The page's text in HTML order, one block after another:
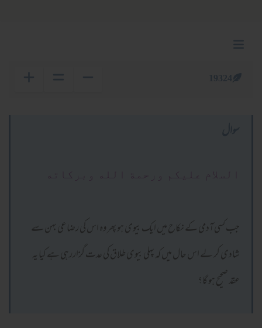
السلام عليكم ورحمة الله وبركاته
جب کسی آدمی کے نکاح میں ایک بیوی ہو پھر وہ اس کی رضاعی بہن سے
شادی کر لے اس حال میں کہ پہلی بیوی طلاق کی عدت گزاررہی ہے کیا یہ
عقد صحیح ہو گا؟